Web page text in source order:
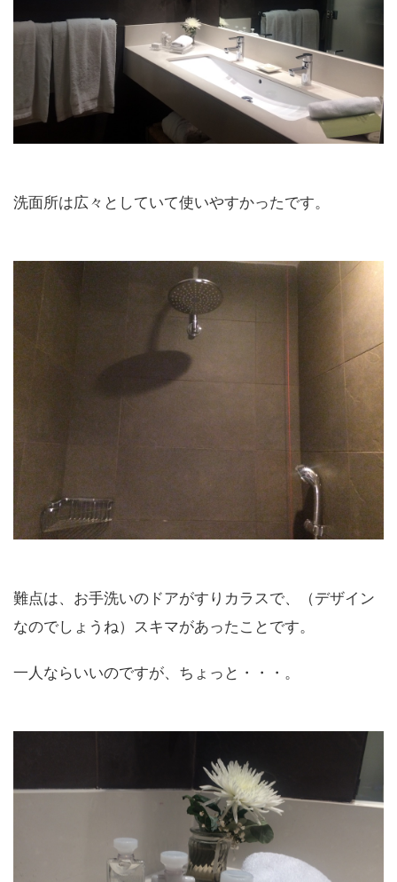
洗面所は広々としていて使いやすかったです。
難点は、お手洗いのドアがすりカラスで、（デザイン
なのでしょうね）スキマがあったことです。
一人ならいいのですが、ちょっと・・・。